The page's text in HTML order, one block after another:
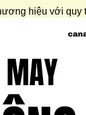
hiệu với